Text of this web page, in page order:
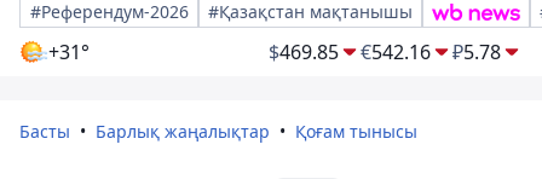
#Референдум-2026
#Қазақстан мақтанышы
+31° $469.85 €542.16 ₽5.78
Басты Барлық жаңалықтар Қоғам тынысы